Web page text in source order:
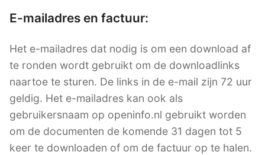
E-mailadres en factuur:
Het e-mailadres dat nodig is om een download af
te ronden wordt gebruikt om de downloadlinks
naartoe te sturen. De links in de e-mail zijn 72 uur
geldig. Het e-mailadres kan ook als
gebruikersnaam op openinfo.nl gebruikt worden
om de documenten de komende 31 dagen tot 5
keer te downloaden of om de factuur op te halen.